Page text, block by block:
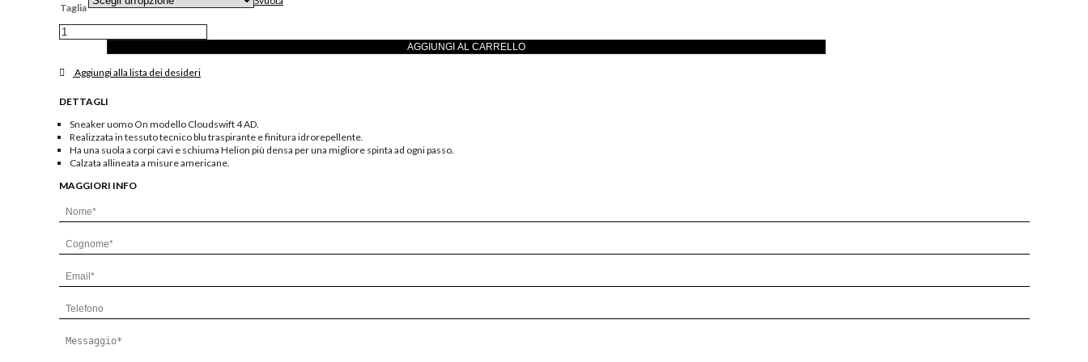
Taglia
Sneakers
Cloudswift
in
tessuto
navy
quantità
AGGIUNGI AL CARRELLO
Aggiungi alla lista dei desideri
DETTAGLI
Sneaker uomo On modello Cloudswift 4 AD.
Realizzata in tessuto tecnico blu traspirante e finitura idrorepellente.
Ha una suola a corpi cavi e schiuma Helion più densa per una migliore spinta ad ogni passo.
Calzata allineata a misure americane.
MAGGIORI INFO